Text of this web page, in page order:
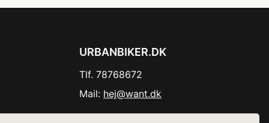
URBANBIKER.DK
Tlf. 78768672
Mail: hej@want.dk